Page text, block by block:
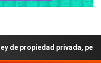
privada, pero el